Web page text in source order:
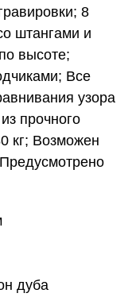
8
штангами и
высоте;
Все
узора
прочного
кг; Возможен
дуба